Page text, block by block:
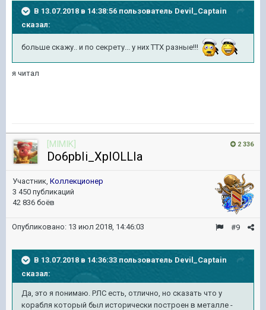
В 13.07.2018 в 14:38:56 пользователь Devil_Captain
сказал:
больше скажу.. и по секрету... у них ТТХ разные!!!
я читал
2 336
[MIMIK]
Do6pbIi_XpIOLLIa
Участник, Коллекционер
3 450 публикаций
42 836 боёв
#9
Опубликовано: 13 июл 2018, 14:46:03
В 13.07.2018 в 14:36:33 пользователь Devil_Captain
сказал:
Да, это я понимаю. РЛС есть, отлично, но сказать что у
корабля который был исторически построен в металле -